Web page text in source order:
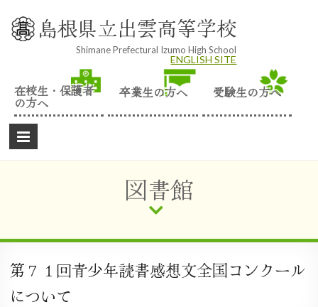
content 島根県立出雲高等学校
Shimane Prefectural Izumo High School
ENGLISH SITE
在校生・保護者
の方へ
卒業生の方へ 受験生の方へ
図書館
第７１回青少年読書感想文全国コンクール
について